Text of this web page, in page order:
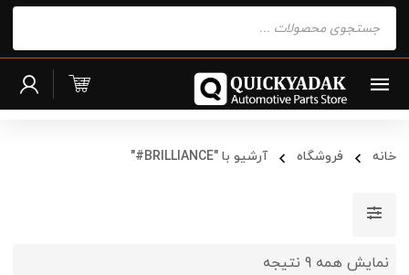
search
خانه فروشگاه آرشیو با "BRILLIANCE#"
نمایش همه 9 نتیجه